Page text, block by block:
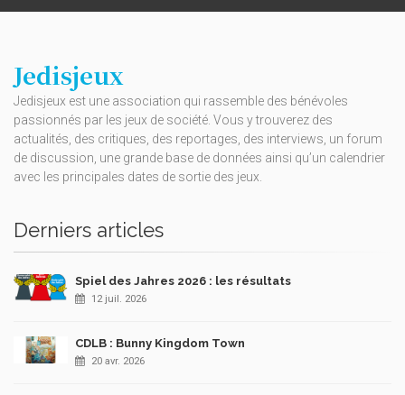
Jedisjeux
Jedisjeux est une association qui rassemble des bénévoles
passionnés par les jeux de société. Vous y trouverez des
actualités, des critiques, des reportages, des interviews, un forum
de discussion, une grande base de données ainsi qu’un calendrier
avec les principales dates de sortie des jeux.
Derniers articles
Spiel des Jahres 2026 : les résultats
12 juil. 2026
CDLB : Bunny Kingdom Town
20 avr. 2026